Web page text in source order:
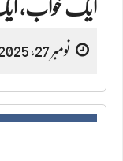
ایک خواب،
نومبر 27, 2025